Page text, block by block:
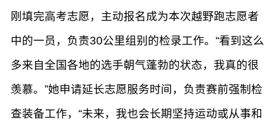
刚填完高考志愿，主动报名成为本次越野跑志愿者
中的一员，负责30公里组别的检录工作。“看到这么
多来自全国各地的选手朝气蓬勃的状态，我真的很
羡慕。”她申请延长志愿服务时间，负责赛前强制检
查装备工作，“未来，我也会长期坚持运动或从事和